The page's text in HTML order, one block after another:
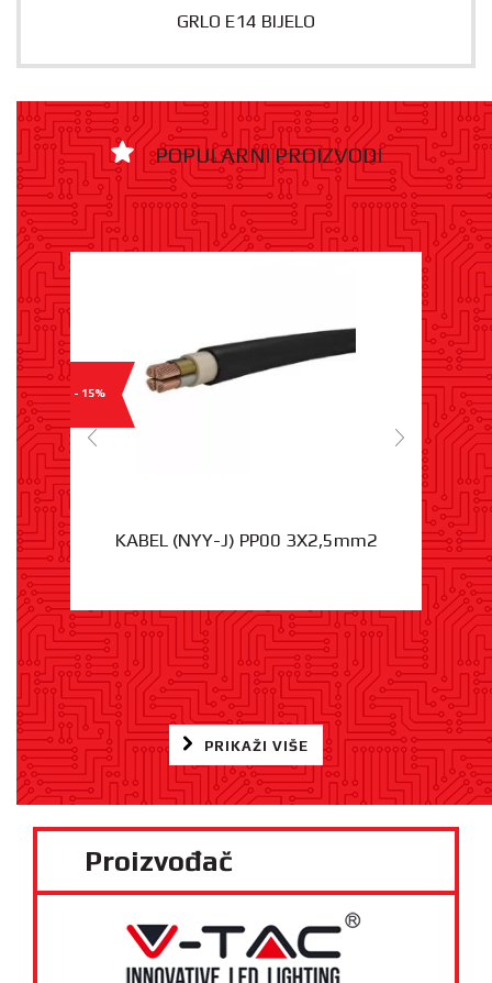
Proizvođač
GRLO E14 BIJELO
POPULARNI PROIZVODI
- 15%
KABEL (NYY-J) PP00 3X2,5mm2
PRIKAŽI VIŠE